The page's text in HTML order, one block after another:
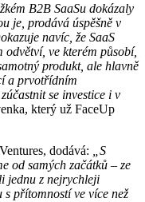
B2B SaaSu dokázaly
je, prodává úspěšně v
navíc, že SaaS
ve kterém působí,
produkt, ale hlavně
a prvotřídním
se investice i v
který už FaceUp
dodává:
„S
od samých začátků – ze
jednu z nejrychleji
přítomností ve více než